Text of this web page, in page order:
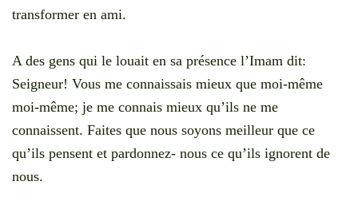
transformer en ami.
A des gens qui le louait en sa présence l’Imam dit:
Seigneur! Vous me connaissais mieux que moi-même
moi-même; je me connais mieux qu’ils ne me
connaissent. Faites que nous soyons meilleur que ce
qu’ils pensent et pardonnez- nous ce qu’ils ignorent de
nous.